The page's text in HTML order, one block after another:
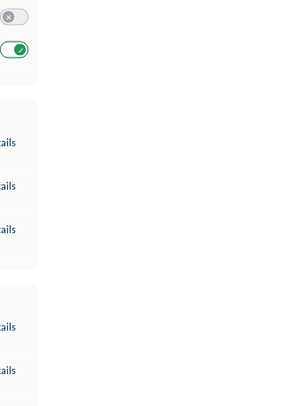
und Verbesserung der Angebote